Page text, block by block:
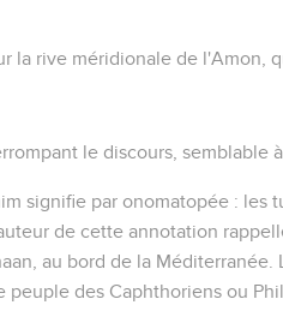
la rive méridionale de
le discours, semblable à
signifie par onomatopée : les
de cette annotation
au bord de la
peuple des Caphthoriens ou